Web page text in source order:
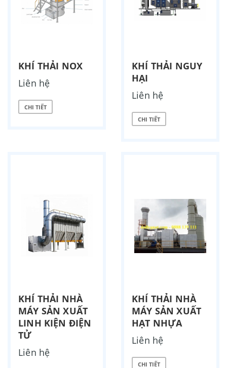
KHÍ THẢI NOX
Liên hệ
CHI TIẾT
KHÍ THẢI NGUY
HẠI
Liên hệ
CHI TIẾT
KHÍ THẢI NHÀ
MÁY SẢN XUẤT
LINH KIỆN ĐIỆN
TỬ
Liên hệ
KHÍ THẢI NHÀ
MÁY SẢN XUẤT
HẠT NHỰA
Liên hệ
CHI TIẾT